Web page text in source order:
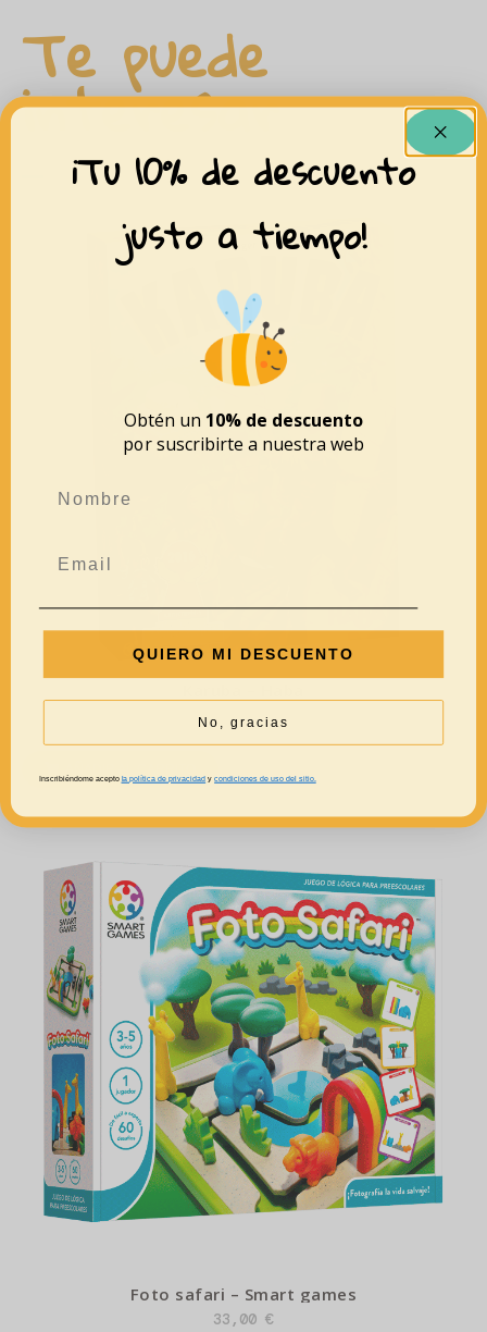
Te puede
interesar
35,99€
Foto safari – Smart games
33,00 €
¡Tu 10% de descuento
justo a tiempo!
Obtén un 10% de descuento
por suscribirte a nuestra web
QUIERO MI DESCUENTO
No, gracias
Inscribiéndome acepto la política de privacidad ycondiciones de uso del sitio.